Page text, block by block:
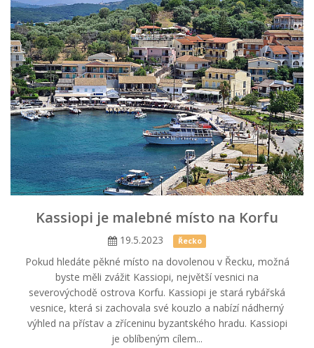
Kassiopi je malebné místo na Korfu
19.5.2023 Řecko
Pokud hledáte pěkné místo na dovolenou v Řecku, možná
byste měli zvážit Kassiopi, největší vesnici na
severovýchodě ostrova Korfu. Kassiopi je stará rybářská
vesnice, která si zachovala své kouzlo a nabízí nádherný
výhled na přístav a zříceninu byzantského hradu. Kassiopi
je oblíbeným cílem...